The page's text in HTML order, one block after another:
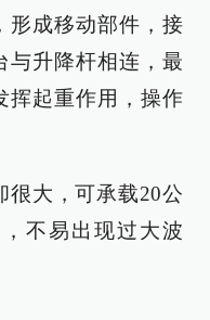
形成移动部件，接
与升降杆相连，最
挥起重作用，操作
很大，可承载20公
不易出现过大波